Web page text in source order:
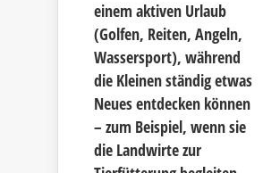
einem aktiven Urlaub
(Golfen, Reiten, Angeln,
Wassersport), während
die Kleinen ständig etwas
Neues entdecken können
– zum Beispiel, wenn sie
die Landwirte zur